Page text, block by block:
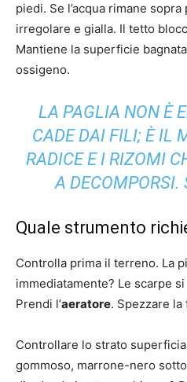
piedi. Se l’acqua rimane
irregolare e gialla. Il tetto
Mantiene la superficie
ossigeno.
LA PAGLIA NON È
CADE DAI FILI; È IL
RADICE E I RIZOMI
A DECOMPORSI.
Quale strumento
Controlla prima il terreno. La
immediatamente? Le scarpe
Prendi l’aeratore. Spezzare
Controllare lo strato
gommoso, marrone-nero